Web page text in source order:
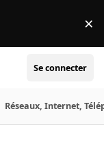
×
Se connecter
Réseaux, Internet,